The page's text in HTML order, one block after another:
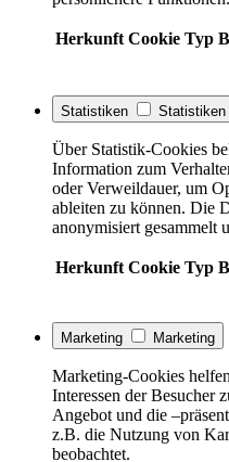
Herkunft Cookie Typ
Statistiken Statistiken
Über Statistik-Cookies
Information zum
oder Verweildauer, um
ableiten zu können. Die
anonymisiert gesammelt
Herkunft Cookie Typ
Marketing Marketing
Marketing-Cookies
Interessen der Besucher
Angebot und die
z.B. die Nutzung von
beobachtet.